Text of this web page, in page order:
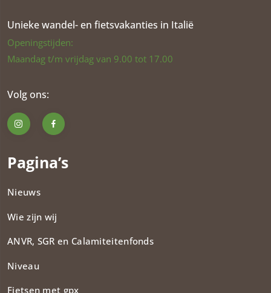
Unieke wandel- en fietsvakanties in Italië
Openingstijden:
Maandag t/m vrijdag van 9.00 tot 17.00
Volg ons:
Pagina’s
Nieuws
Wie zijn wij
ANVR, SGR en Calamiteitenfonds​
Niveau
Fietsen met gpx